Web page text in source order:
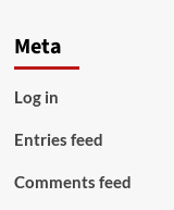
Meta
Log in
Entries feed
Comments feed